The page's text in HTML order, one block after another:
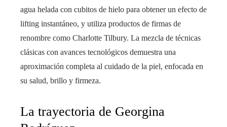
agua helada con cubitos de hielo para obtener un efecto de
lifting instantáneo, y utiliza productos de firmas de
renombre como Charlotte Tilbury. La mezcla de técnicas
clásicas con avances tecnológicos demuestra una
aproximación completa al cuidado de la piel, enfocada en
su salud, brillo y firmeza.
La trayectoria de Georgina